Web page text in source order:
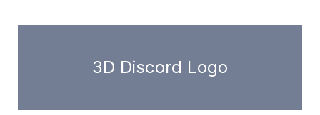
3D Discord Logo